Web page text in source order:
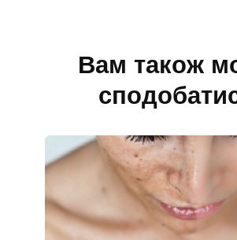
Вам також